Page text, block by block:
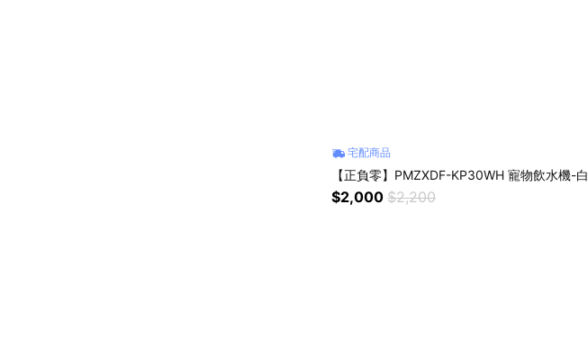
宅配商品
【正負零】PMZXDF-KP30WH 寵物飲水機-白
$2,000 $2,200